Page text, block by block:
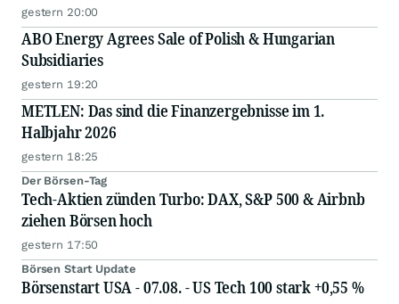
gestern 20:00
ABO Energy Agrees Sale of Polish & Hungarian
Subsidiaries
gestern 19:20
METLEN: Das sind die Finanzergebnisse im 1.
Halbjahr 2026
gestern 18:25
Der Börsen-Tag
Tech-Aktien zünden Turbo: DAX, S&P 500 & Airbnb
ziehen Börsen hoch
gestern 17:50
Börsen Start Update
Börsenstart USA - 07.08. - US Tech 100 stark +0,55 %